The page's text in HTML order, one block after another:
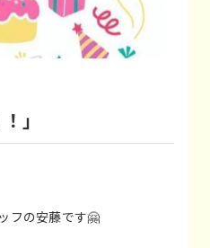
」
フの安藤です🤗